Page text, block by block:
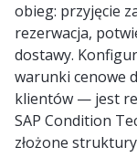
obieg: przyjęcie
rezerwacja,
dostawy.
warunki cenowe
klientów — jest
SAP Condition
złożone